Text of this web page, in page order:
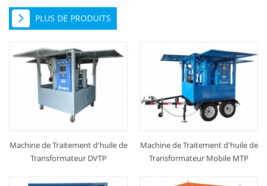
PLUS DE PRODUITS
Machine de Traitement d'huile de
Transformateur DVTP
Machine de Traitement d'huile de
Transformateur Mobile MTP